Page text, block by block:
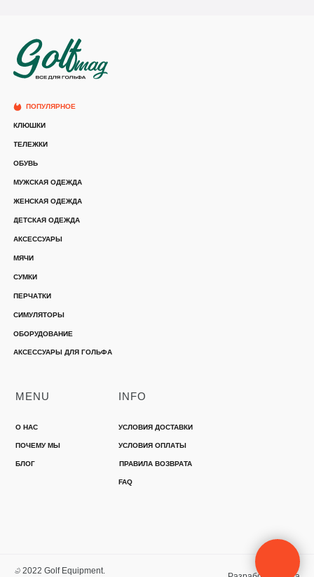
О НАС
ПОЧЕМУ МЫ
MENU
БЛОГ
УСЛОВИЯ ДОСТАВКИ
УСЛОВИЯ ОПЛАТЫ
INFO
FAQ
© 2022 Golf Equipment.
КЛЮШКИ
СУМКИ
ОБУВЬ
ПЕРЧАТКИ
ТЕЛЕЖКИ
АКСЕССУАРЫ ДЛЯ ГОЛЬФА
МЯЧИ
СИМУЛЯТОРЫ
ОБОРУДОВАНИЕ
МУЖСКАЯ ОДЕЖДА
ЖЕНСКАЯ ОДЕЖДА
ДЕТСКАЯ ОДЕЖДА
АКСЕССУАРЫ
ПОПУЛЯРНОЕ
ПРАВИЛА ВОЗВРАТА